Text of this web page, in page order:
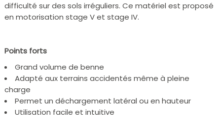
difficulté sur des sols irréguliers. Ce matériel est proposé
en motorisation stage V et stage IV.
Points forts
Grand volume de benne
Adapté aux terrains accidentés même à pleine
charge
Permet un déchargement latéral ou en hauteur
Utilisation facile et intuitive